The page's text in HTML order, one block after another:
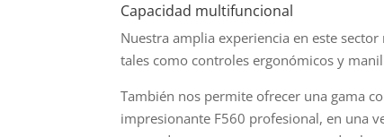
Capacidad multifuncional
Nuestra amplia experiencia en este
tales como controles ergonómicos y
También nos permite ofrecer una gama
impresionante F560 profesional, en una